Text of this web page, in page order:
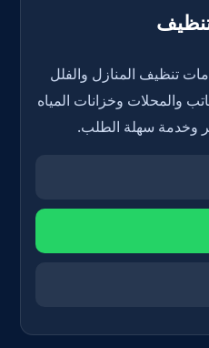
تنظيف المنازل والفلل
والمحلات وخزانات المياه
وخدمة سهلة الطلب.